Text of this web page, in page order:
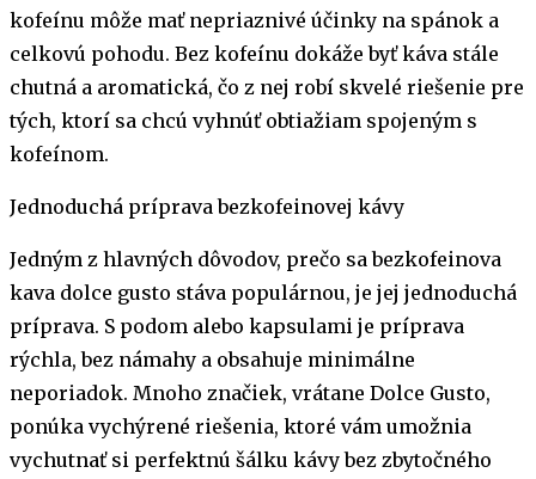
kofeínu môže mať nepriaznivé účinky na spánok a
celkovú pohodu. Bez kofeínu dokáže byť káva stále
chutná a aromatická, čo z nej robí skvelé riešenie pre
tých, ktorí sa chcú vyhnúť obtiažiam spojeným s
kofeínom.
Jednoduchá príprava bezkofeinovej kávy
Jedným z hlavných dôvodov, prečo sa bezkofeinova
kava dolce gusto stáva populárnou, je jej jednoduchá
príprava. S podom alebo kapsulami je príprava
rýchla, bez námahy a obsahuje minimálne
neporiadok. Mnoho značiek, vrátane Dolce Gusto,
ponúka vychýrené riešenia, ktoré vám umožnia
vychutnať si perfektnú šálku kávy bez zbytočného